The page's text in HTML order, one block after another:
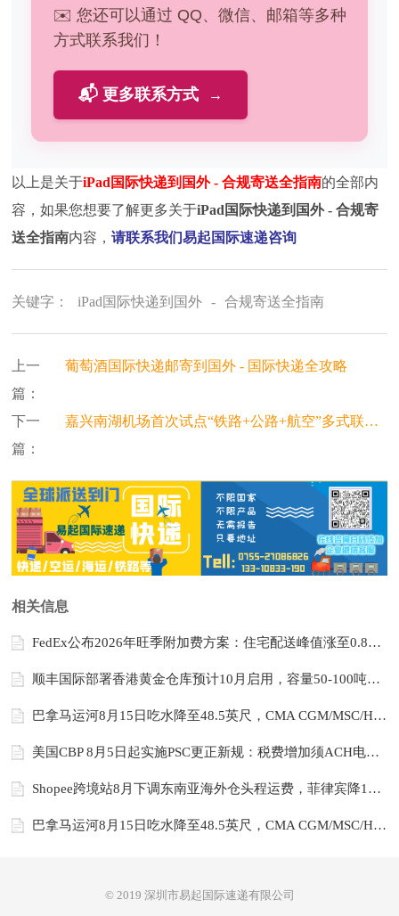
✉️ 您还可以通过 QQ、微信、邮箱等多种
方式联系我们！
📬 更多联系方式 →
以上是关于iPad国际快递到国外 - 合规寄送全指南的全部内
容，如果您想要了解更多关于iPad国际快递到国外 - 合规寄
送全指南内容，请联系我们易起国际速递咨询
关键字： iPad国际快递到国外 - 合规寄送全指南
上一
篇：
葡萄酒国际快递邮寄到国外 - 国际快递全攻略
下一
篇：
嘉兴南湖机场首次试点“铁路+公路+航空”多式联运，跨境货物中转时效提速20%
相关信息
FedEx公布2026年旺季附加费方案：住宅配送峰值涨至0.80美元/件，附加处理费涨8-9%
顺丰国际部署香港黄金仓库预计10月启用，容量50-100吨贵金属
巴拿马运河8月15日吃水降至48.5英尺，CMA CGM/MSC/Hapag-Lloyd加征100-320美元/TEU附加费
美国CBP 8月5日起实施PSC更正新规：税费增加须ACH电子支付，不再接受支票或现金
Shopee跨境站8月下调东南亚海外仓头程运费，菲律宾降10-25元/CBM、泰国海运降15-20元
巴拿马运河8月15日吃水降至48.5英尺，CMA CGM/MSC/Hapag-Lloyd加征100至320美元/TEU附加费
© 2019 深圳市易起国际速递有限公司